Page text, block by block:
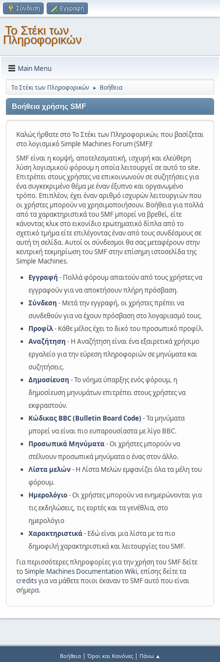
Σύνδεση Εγγραφή
Το Στέκι των
Πληροφορικών
Main Menu
Το Στέκι των Πληροφορικών ► Βοήθεια
Βοήθεια χρήσης SMF
Καλώς ήρθατε στο Το Στέκι των Πληροφορικών, που βασίζεται
στο λογισμικό Simple Machines Forum (SMF)!
SMF είναι η κομψή, αποτελεσματική, ισχυρή και ελεύθερη
λύση λογισμικού φόρουμ η οποία λειτουργεί σε αυτό το site.
Επιτρέπει στους χρήστες να επικοινωνούν σε συζητήσεις για
ένα συγκεκριμένο θέμα με έναν έξυπνο και οργανωμένο
τρόπο. Επιπλέον, έχει έναν αριθμό ισχυρών λειτουργιών που
οι χρήστες μπορούν να χρησιμοποιήσουν. Βοήθεια για πολλά
από τα χαρακτηριστικά του SMF μπορεί να βρεθεί, είτε
κάνοντας κλικ στο εικονίδιο ερωτηματικό δίπλα από το
σχετικό τμήμα είτε επιλέγοντας έναν από τους συνδέσμους σε
αυτή τη σελίδα. Αυτοί οι σύνδεσμοι θα σας μεταφέρουν στην
κεντρική τεκμηρίωση του SMF στην επίσημη ιστοσελίδα της
Simple Machines.
Εγγραφή - Πολλά φόρουμ απαιτούν από τους χρήστες να
εγγραφούν για να αποκτήσουν πλήρη πρόσβαση.
Σύνδεση - Μετά την εγγραφή, οι χρήστες πρέπει να
συνδεθούν για να έχουν πρόσβαση στο λογαριασμό τους.
Προφίλ- Κάθε μέλος έχει το δικό του προσωπικό προφίλ.
Αναζήτηση - Η Αναζήτηση είναι ένα εξαιρετικά χρήσιμο
εργαλείο για την εύρεση πληροφοριών σε μηνύματα και
συζητήσεις.
Δημοσίευση - Το νόημα ύπαρξης ενός φόρουμ, η
δημοσίευση μηνυμάτων επιτρέπει στους χρήστες να
εκφραστούν.
Κώδικας BBC (Bulletin Board Code) - Τα μηνύματα
μπορεί να είναι πιο ευπαρουσίαστα με λίγο BBC.
Προσωπικά Μηνύματα- Οι χρήστες μπορούν να
στέλνουν προσωπικά μηνύματα ο ένας στον άλλο.
Λίστα μελών- Η Λίστα Μελών εμφανίζει όλα τα μέλη του
φόρουμ.
Ημερολόγιο- Οι χρήστες μπορούν να ενημερώνονται για
τις εκδηλώσεις, τις εορτές και τα γενέθλια, στο
ημερολόγιο
Χαρακτηριστικά- Εδώ είναι μια λίστα με τα πιο
δημοφιλή χαρακτηριστικά και λειτουργίες του SMF.
Για περισσότερες πληροφορίες για την χρήση του SMF δείτε
τοSimple Machines Documentation Wiki, επίσης δείτε τα
creditsγια να μάθετε ποιοι έκαναν το SMF αυτό που είναι
σήμερα.
Βοήθεια| Όροι και Κανόνες| Πάνω ▲